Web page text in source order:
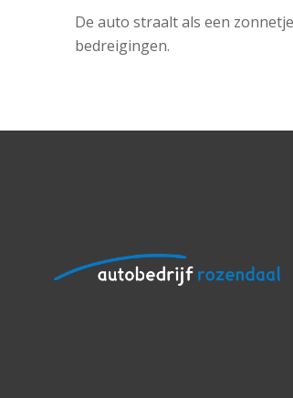
De auto straalt als een
bedreigingen.